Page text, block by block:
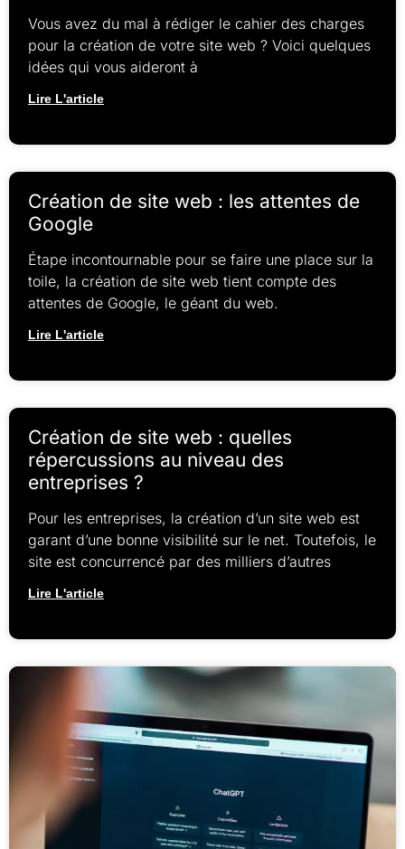
Vous avez du mal à rédiger le cahier des charges
pour la création de votre site web ? Voici quelques
idées qui vous aideront à
Lire L'article
Création de site web : les attentes de
Google
Étape incontournable pour se faire une place sur la
toile, la création de site web tient compte des
attentes de Google, le géant du web.
Lire L'article
Création de site web : quelles
répercussions au niveau des
entreprises ?
Pour les entreprises, la création d’un site web est
garant d’une bonne visibilité sur le net. Toutefois, le
site est concurrencé par des milliers d’autres
Lire L'article